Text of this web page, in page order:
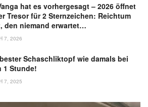
hat es vorhergesagt – 2026 öffnet
Tresor für 2 Sternzeichen: Reichtum
den niemand erwartet…
7, 2026
Schaschliktopf wie damals bei
1 Stunde!
7, 2025